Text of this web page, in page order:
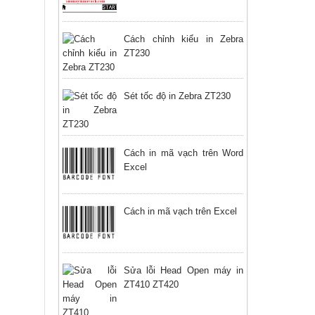
Cách chỉnh kiểu in Zebra
ZT230
Sét tốc độ in Zebra ZT230
Cách in mã vạch trên Word
Excel
Cách in mã vạch trên Excel
Sửa lỗi Head Open máy in
ZT410 ZT420